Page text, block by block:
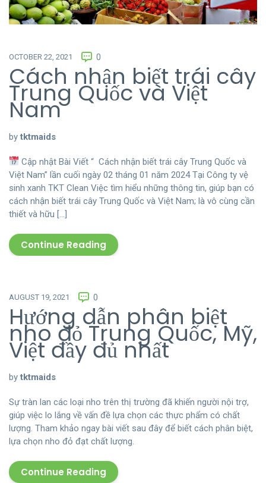
OCTOBER 22, 2021 0
Cách nhận biết trái cây
Trung Quốc và Việt
Nam
by tktmaids
Cập nhật Bài Viết “ Cách nhận biết trái cây Trung Quốc và
Việt Nam” lần cuối ngày 02 tháng 01 năm 2024 Tại Công ty vệ
sinh xanh TKT Clean Việc tìm hiểu những thông tin, giúp bạn có
cách nhận biết trái cây Trung Quốc và Việt Nam; là vô cùng cần
thiết và hữu […]
Continue Reading
AUGUST 19, 2021 0
Hướng dẫn phân biệt
nho đỏ Trung Quốc, Mỹ,
Việt đầy đủ nhất
by tktmaids
Sự tràn lan các loại nho trên thị trường đã khiến người nội trợ,
giúp việc lo lắng về vấn đề lựa chọn các thực phẩm có chất
lượng. Tham khảo ngay bài viết sau đây để biết cách phân biệt,
lựa chọn nho đỏ đạt chất lượng.
Continue Reading